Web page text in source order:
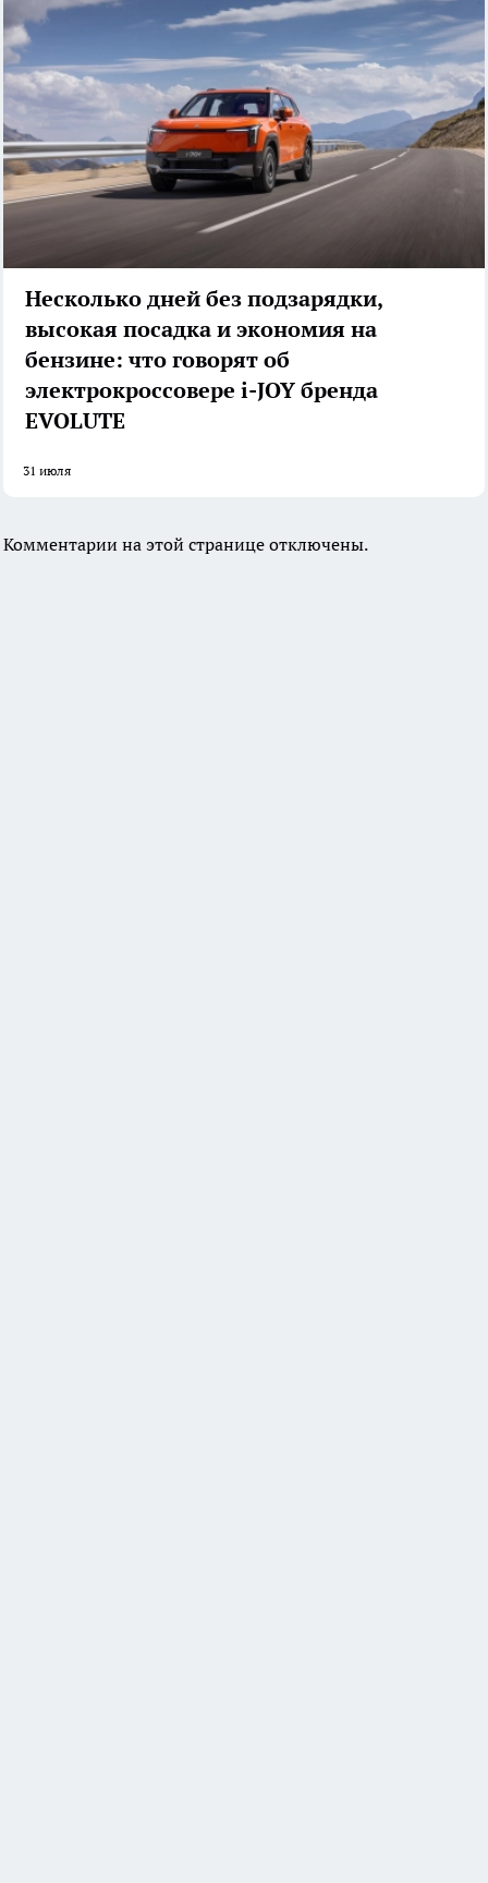
Несколько дней без подзарядки,
высокая посадка и экономия на
бензине: что говорят об
электрокроссовере i-JOY бренда
EVOLUTE
31 июля
Комментарии на этой странице отключены.